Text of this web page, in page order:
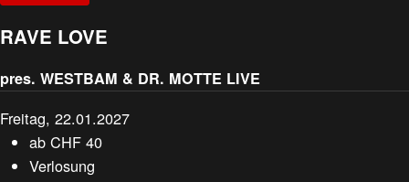
RAVE LOVE
pres. WESTBAM & DR. MOTTE LIVE
Freitag, 22.01.2027
abCHF 40
Verlosung